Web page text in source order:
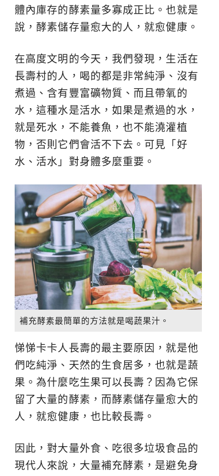
體內庫存的酵素量多寡成正比。也就是
說，酵素儲存量愈大的人，就愈健康。
在高度文明的今天，我們發現，生活在
長壽村的人，喝的都是非常純淨、沒有
煮過、含有豐富礦物質、而且帶氧的
水，這種水是活水，如果是煮過的水，
就是死水，不能養魚，也不能澆灌植
物，否則它們會活不下去。可見「好
水、活水」對身體多麼重要。
補充酵素最簡單的方法就是喝蔬果汁。
悌悌卡卡人長壽的最主要原因，就是他
們吃純淨、天然的生食居多，也就是蔬
果。為什麼吃生果可以長壽？因為它保
留了大量的酵素，而酵素儲存量愈大的
人，就愈健康，也比較長壽。
因此，對大量外食、吃很多垃圾食品的
現代人來說，大量補充酵素，是避免身